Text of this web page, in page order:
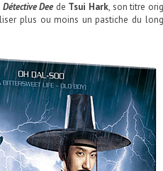
Détective Dee de Tsui Hark, son titre
plus ou moins un pastiche du